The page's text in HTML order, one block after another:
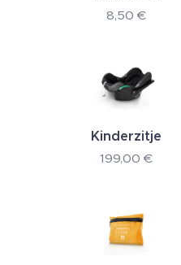
8,50 €
Kinderzitje
199,00 €